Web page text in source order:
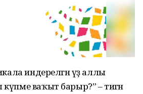
индерелгән үҙ аллы
ваҡыт барыр?” – тигән